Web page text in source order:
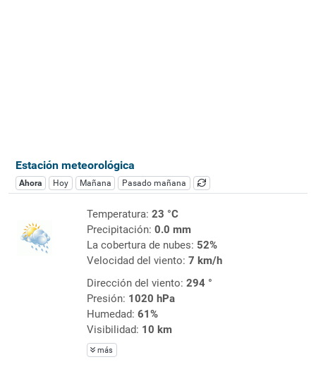
Estación meteorológica
Ahora Hoy Mañana Pasado mañana
Temperatura: 23 °C
Precipitación: 0.0 mm
La cobertura de nubes: 52%
Velocidad del viento: 7 km/h
Dirección del viento: 294 °
Presión: 1020 hPa
Humedad: 61%
Visibilidad: 10 km
más